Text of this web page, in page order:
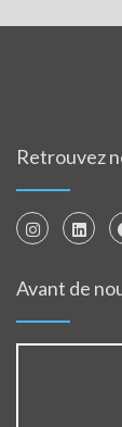
Retrouvez
Avant de